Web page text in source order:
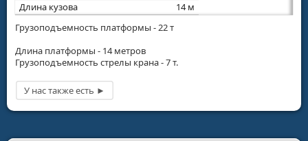
Длина кузова
14 м
Грузоподъемность платформы - 22 т
Длина платформы - 14 метров
Грузоподъемность стрелы крана - 7 т.